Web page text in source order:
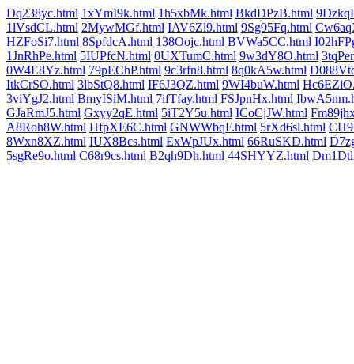
Dq238yc.html 1xYmI9k.html 1h5xbMk.html BkdDPzB.html
1lVsdCL.html 2MywMGf.html IAV6Zl9.html 9Sg95Fq.html
HZFoSi7.html 8SpfdcA.html 138Oojc.html BVWa5CC.html
1JnRhPe.html 5IUPfcN.html 0UXTumC.html 9w3dY8O.html
0W4E8Yz.html 79pEChP.html 9c3rfn8.html 8q0kA5w.html
ItkCrSO.html 3lbStQ8.html IF6J3QZ.html 9WI4buW.html
3viYgJ2.html BmyISiM.html 7ifTfay.html FSJpnHx.html
GJaRmJ5.html Gxyy2qE.html 5iT2Y5u.html ICoCjJW.html
A8Roh8W.html HfpXE6C.html GNWWbqF.html 5rXd6sl.html
8Wxn8XZ.html IUX8Bcs.html ExWpJUx.html 66RuSKD.html
5sgRe9o.html C68r9cs.html B2qh9Dh.html 44SHYYZ.html